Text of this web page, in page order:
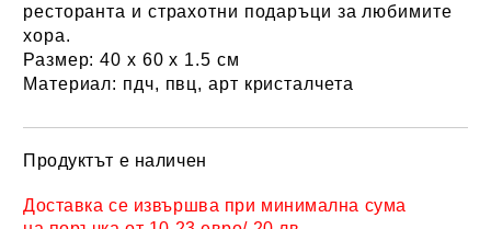
ресторанта и страхотни подаръци за любимите
хора.
Размер: 40 х 60 х 1.5 см
Материал: пдч, пвц, арт кристалчета
Продуктът е наличен
Доставка се извършва при минимална сума